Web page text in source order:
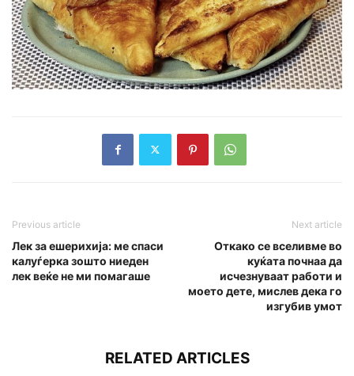
Previous article
Лек за ешерихија: ме спаси
калуѓерка зошто ниеден
лек веќе не ми помагаше
Next article
Откако се вселивме во
куќата почнаа да
исчезнуваат работи и
моето дете, мислев дека го
изгубив умот
RELATED ARTICLES